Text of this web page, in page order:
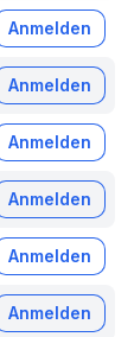
Anmelden
Anmelden
Anmelden
Anmelden
Anmelden
Anmelden